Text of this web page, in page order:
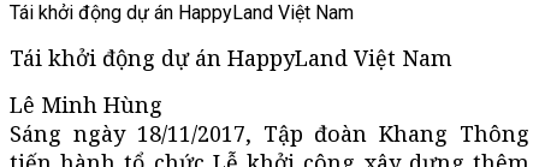
Tái khởi động dự án HappyLand Việt Nam
Tái khởi động dự án HappyLand Việt Nam
Lê Minh Hùng
Sáng ngày 18/11/2017, Tập đoàn Khang Thông